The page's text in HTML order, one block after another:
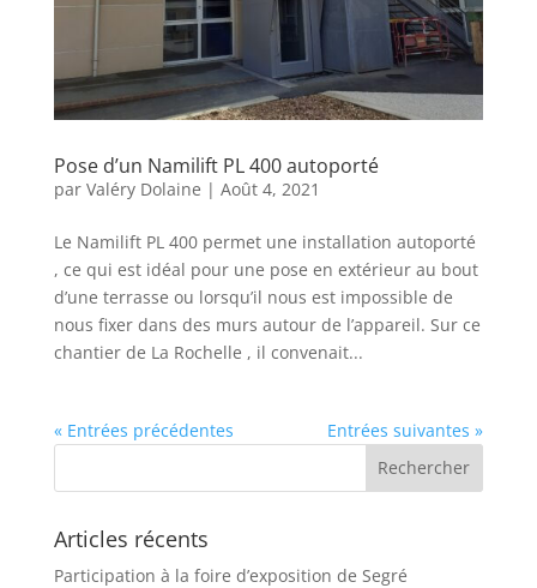
Pose d’un Namilift PL 400 autoporté
par Valéry Dolaine | Août 4, 2021
Le Namilift PL 400 permet une installation autoporté
, ce qui est idéal pour une pose en extérieur au bout
d’une terrasse ou lorsqu’il nous est impossible de
nous fixer dans des murs autour de l’appareil. Sur ce
chantier de La Rochelle , il convenait...
« Entrées précédentes Entrées suivantes »
Articles récents
Participation à la foire d’exposition de Segré